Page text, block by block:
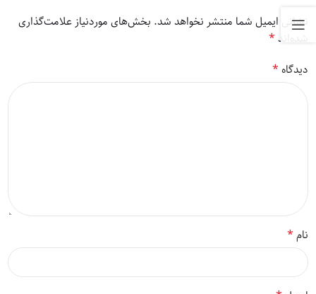
نشانی ایمیل شما منتشر نخواهد شد. بخش‌های موردنیاز علامت‌گذاری
شده‌اند*
دیدگاه*
نام*